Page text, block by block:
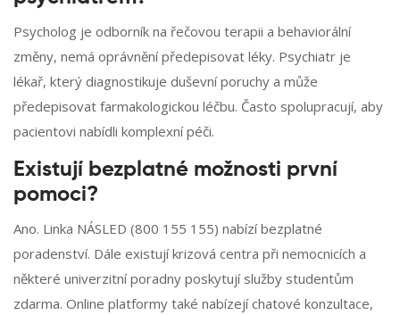
Psycholog je odborník na řečovou terapii a behaviorální
změny, nemá oprávnění předepisovat léky. Psychiatr je
lékař, který diagnostikuje duševní poruchy a může
předepisovat farmakologickou léčbu. Často spolupracují, aby
pacientovi nabídli komplexní péči.
Existují bezplatné možnosti první
pomoci?
Ano. Linka NÁSLED (800 155 155) nabízí bezplatné
poradenství. Dále existují krizová centra při nemocnicích a
některé univerzitní poradny poskytují služby studentům
zdarma. Online platformy také nabízejí chatové konzultace,